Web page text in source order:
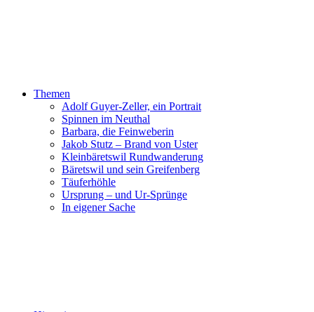
Themen
Adolf Guyer-Zeller, ein Portrait
Spinnen im Neuthal
Barbara, die Feinweberin
Jakob Stutz – Brand von Uster
Kleinbäretswil Rundwanderung
Bäretswil und sein Greifenberg
Täuferhöhle
Ursprung – und Ur-Sprünge
In eigener Sache